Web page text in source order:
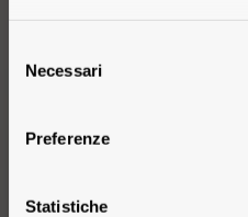
delNecessari
Preferenze
Statistiche